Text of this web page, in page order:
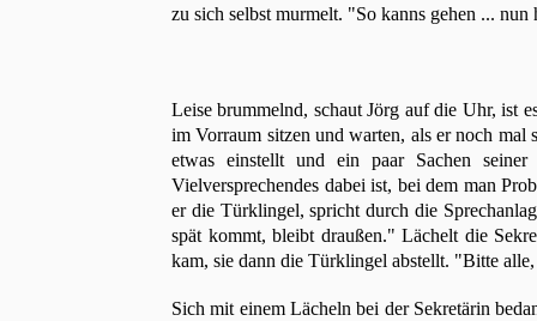
zu sich selbst murmelt. "So kanns gehen ...
Leise brummelnd, schaut Jörg auf die Uhr, ist
im Vorraum sitzen und warten, als er noch mal
etwas einstellt und ein paar Sachen
Vielversprechendes dabei ist, bei dem man
er die Türklingel, spricht durch die
spät kommt, bleibt draußen." Lächelt die
kam, sie dann die Türklingel abstellt. "Bitte
Sich mit einem Lächeln bei der Sekretärin